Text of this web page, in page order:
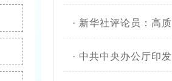
· 新华社评论员：高
· 中共中央办公厅印